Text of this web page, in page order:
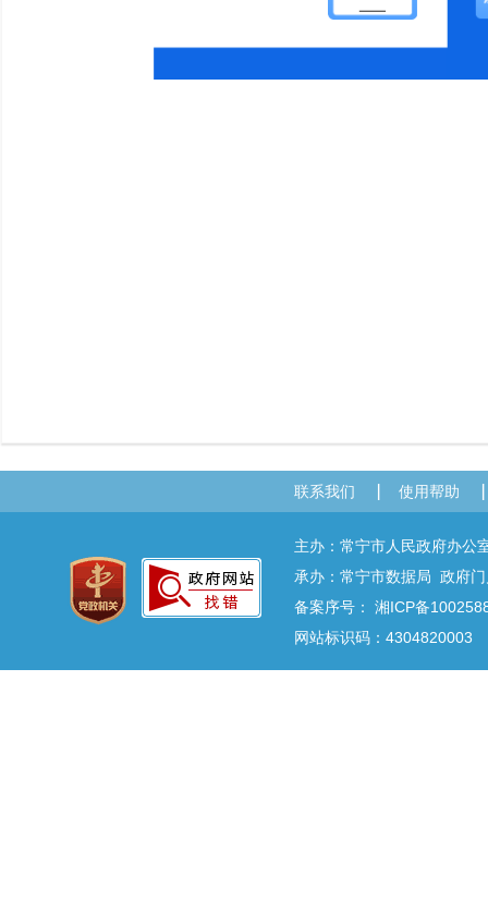
联系我们 使用帮助
主办：常宁市人民政府办
承办：常宁市数据局 政府
备案序号： 湘ICP备
网站标识码：